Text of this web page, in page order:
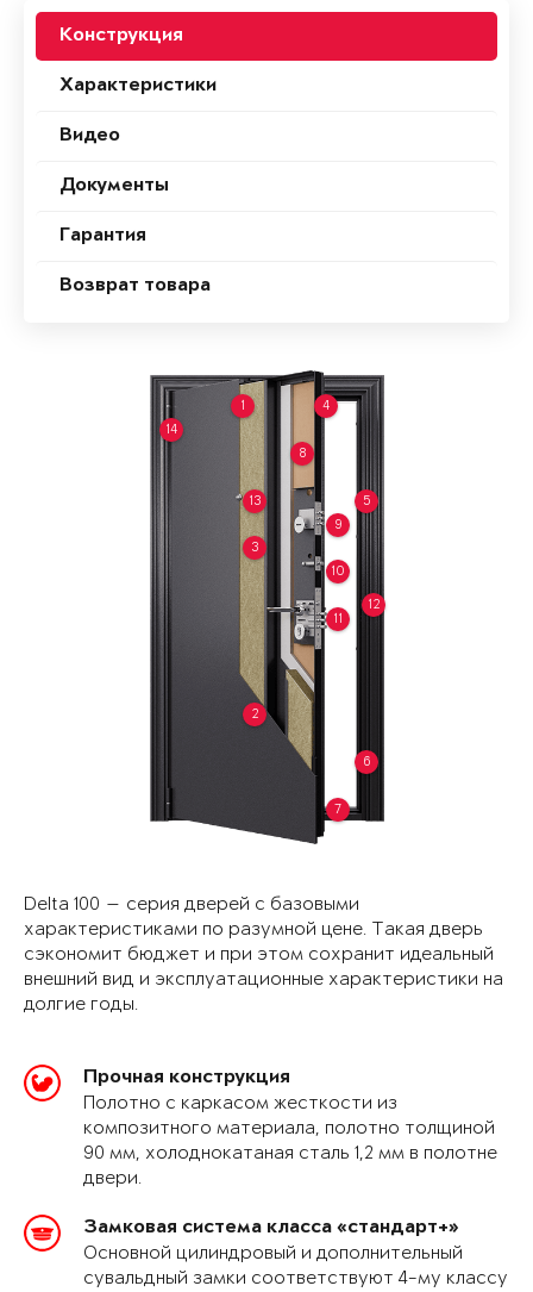
Конструкция
Характеристики
Видео
Документы
Гарантия
Возврат товара
1
2
3
4
5
6
7
8
9
10
11
12
13
14
Delta 100 — серия дверей с базовыми
характеристиками по разумной цене. Такая дверь
сэкономит бюджет и при этом сохранит идеальный
внешний вид и эксплуатационные характеристики на
долгие годы.
Прочная конструкция
Полотно с каркасом жесткости из
композитного материала, полотно толщиной
90 мм, холоднокатаная сталь 1,2 мм в полотне
двери.
Замковая система класса «стандарт+»
Основной цилиндровый и дополнительный
сувальдный замки соответствуют 4-му классу